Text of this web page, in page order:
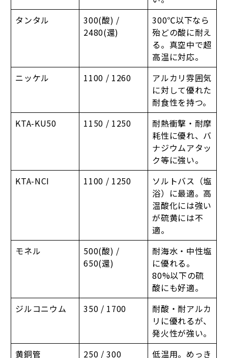
タンタル
300(酸) /
2480(還)
300℃以下なら
殆どの酸に耐え
る。真空中で超
高温に対応。
ニッケル
1100 / 1260
アルカリ雰囲気
に対して優れた
耐食性を持つ。
KTA-KU50
1150 / 1250
耐熱衝撃・耐摩
耗性に優れ、バ
ナジウムアタッ
ク等に強い。
KTA-NCI
1100 / 1250
ソルトバス（塩
浴）に最適。高
温酸化には強い
が硫黄には不
適。
モネル
500(酸) /
650(還)
耐海水・中性塩
に優れる。
80%以下の硫
酸にも好適。
ジルコニウム
350 / 1700
耐酸・耐アルカ
リに優れるが、
発火性が強い。
黄銅管
250 / 300
低温用。めっき